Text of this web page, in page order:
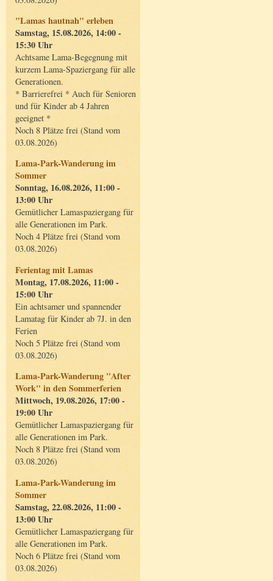
"Lamas hautnah" erleben
Samstag, 15.08.2026, 14:00 -
15:30 Uhr
Achtsame Lama-Begegnung mit
kurzem Lama-Spaziergang für alle
Generationen.
* Barrierefrei * Auch für Senioren
und für Kinder ab 4 Jahren
geeignet *
Noch 8 Plätze frei (Stand vom
03.08.2026)
Lama-Park-Wanderung im
Sommer
Sonntag, 16.08.2026, 11:00 -
13:00 Uhr
Gemütlicher Lamaspaziergang für
alle Generationen im Park.
Noch 4 Plätze frei (Stand vom
03.08.2026)
Ferientag mit Lamas
Montag, 17.08.2026, 11:00 -
15:00 Uhr
Ein achtsamer und spannender
Lamatag für Kinder ab 7J. in den
Ferien
Noch 5 Plätze frei (Stand vom
03.08.2026)
Lama-Park-Wanderung "After
Work" in den Sommerferien
Mittwoch, 19.08.2026, 17:00 -
19:00 Uhr
Gemütlicher Lamaspaziergang für
alle Generationen im Park.
Noch 8 Plätze frei (Stand vom
03.08.2026)
Lama-Park-Wanderung im
Sommer
Samstag, 22.08.2026, 11:00 -
13:00 Uhr
Gemütlicher Lamaspaziergang für
alle Generationen im Park.
Noch 6 Plätze frei (Stand vom
03.08.2026)